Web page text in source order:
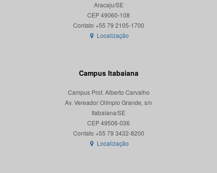
Aracaju/SE
CEP 49060-108
Localização
Campus Itabaiana
Campus Prof. Alberto Carvalho
Av. Vereador Olímpio Grande, s/n
Itabaiana/SE
CEP 49506-036
Localização